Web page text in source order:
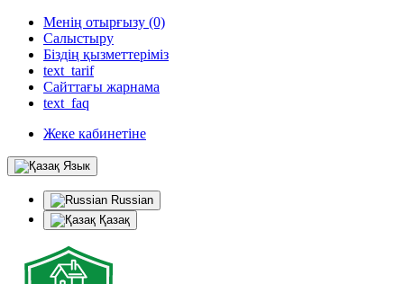
Менің отырғызу (0)
Салыстыру
Біздің қызметтеріміз
text_tarif
Сайттағы жарнама
text_faq
Жеке кабинетіне
Язык
Russian
Қазақ